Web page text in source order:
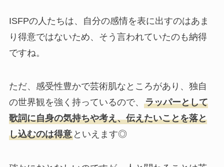
ISFPの人たちは、自分の感情を表に出すのはあま
り得意ではないため、そう言われていたのも納得
ですね。
ただ、感受性豊かで芸術肌なところがあり、独自
の世界観を強く持っているので、 ラッパーとして
歌詞に自身の気持ちや考え、伝えたいことを落と
し込むのは得意といえます◎